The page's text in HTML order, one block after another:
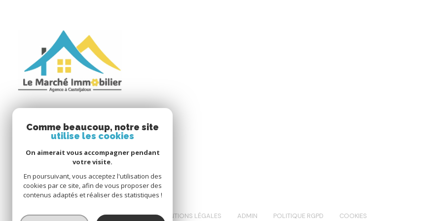
Le Marché Immobilier
lmi47@orange.fr
47700 Casteljaloux
NOS HONORAIRES NOS PARTENAIRES MENTIONS LÉGALES ADMIN POLITIQUE RGPD COOKIES
Comme beaucoup, notre site
utilise les cookies
On aimerait vous accompagner pendant
votre visite.
En poursuivant, vous acceptez l'utilisation des
cookies par ce site, afin de vous proposer des
contenus adaptés et réaliser des statistiques !